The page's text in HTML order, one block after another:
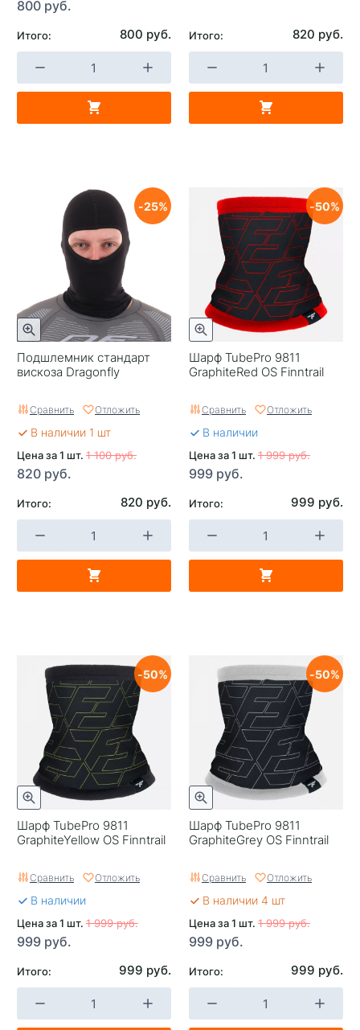
800 руб.
Итого: 800 руб. Итого: 820 руб.
Подшлемник стандарт
вискоза Dragonfly
25
Сравнить Отложить
В наличии 1 шт
Цена за 1 шт. 1 100 руб.
820 руб.
Итого: 820 руб.
Шарф TubePro 9811
GraphiteRed OS Finntrail
50
Сравнить Отложить
В наличии
Цена за 1 шт. 1 999 руб.
999 руб.
Итого: 999 руб.
Шарф TubePro 9811
GraphiteYellow OS Finntrail
50
Сравнить Отложить
В наличии
Цена за 1 шт. 1 999 руб.
999 руб.
Итого: 999 руб.
Шарф TubePro 9811
GraphiteGrey OS Finntrail
50
Сравнить Отложить
В наличии 4 шт
Цена за 1 шт. 1 999 руб.
999 руб.
Итого: 999 руб.